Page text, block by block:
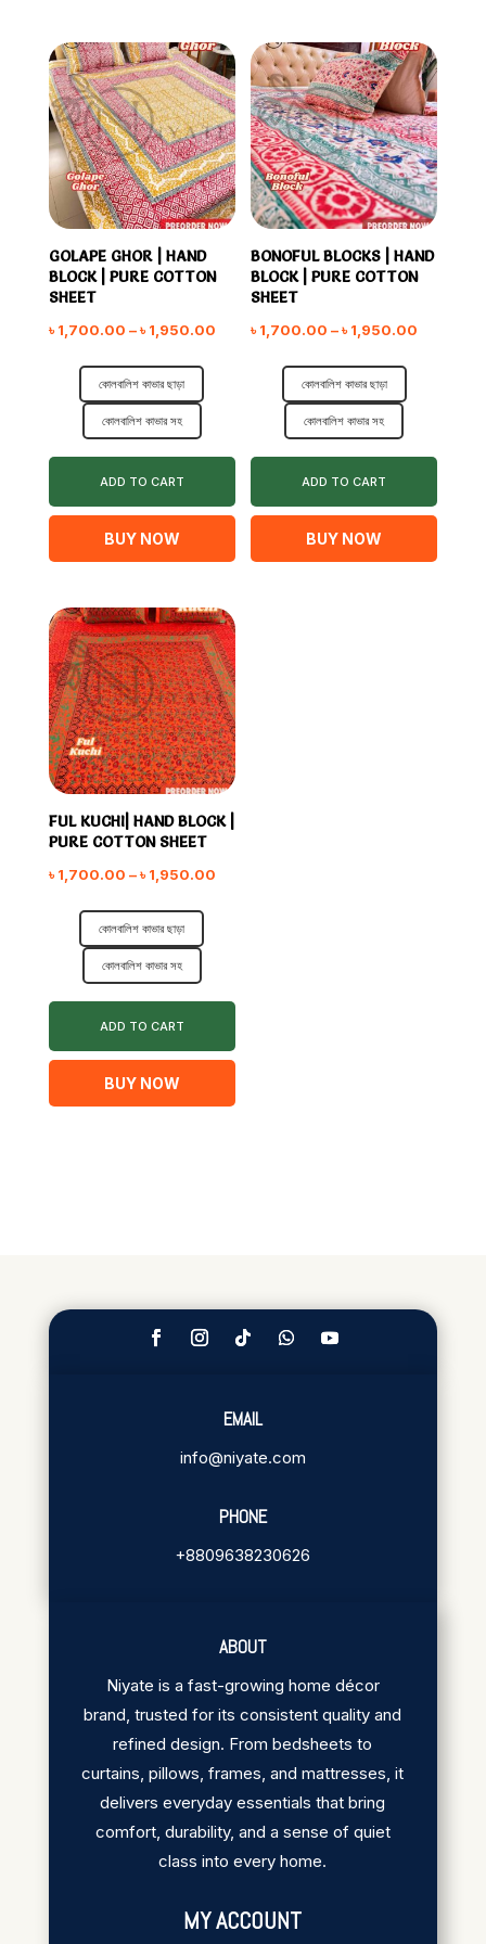
GOLAPE GHOR | HAND
BLOCK | PURE COTTON
SHEET
৳1,700.00 – ৳1,950.00Price
৳ 1,950.00
কোলবালিশ কাভার ছাড়া
কোলবালিশ কাভার সহ
ADD TO CART
BUY NOW
BONOFUL BLOCKS | HAND
BLOCK | PURE COTTON
SHEET
৳1,700.00 –৳1,950.00
কোলবালিশ কাভার ছাড়া
কোলবালিশ কাভার সহ
ADD TO CART
BUY NOW
FUL KUCHI| HAND BLOCK |
PURE COTTON SHEET
৳1,700.00 – ৳1,950.00Price
কোলবালিশ কাভার ছাড়া
কোলবালিশ কাভার সহ
ADD TO CART
BUY NOW
EMAIL
info@niyate.com
PHONE
+8809638230626
ABOUT
Niyate is a fast-growing home décor
brand, trusted for its consistent quality and
refined design. From bedsheets to
curtains, pillows, frames, and mattresses, it
delivers everyday essentials that bring
comfort, durability, and a sense of quiet
class into every home.
MY ACCOUNT